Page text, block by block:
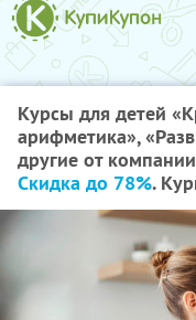
Курсы для детей
арифметика»,
другие от
Скидка до 78%.